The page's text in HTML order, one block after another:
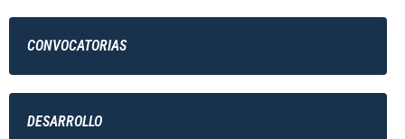
CONVOCATORIAS
DESARROLLO